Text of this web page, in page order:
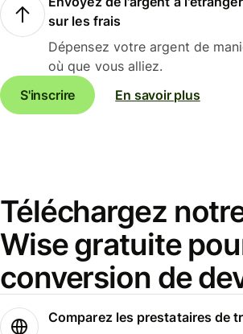
sur les frais
Dépensez votre argent de
où que vous alliez.
S'inscrire
En savoir plus
Téléchargez
Wise gratuite
conversion de
Comparez les prestataires de